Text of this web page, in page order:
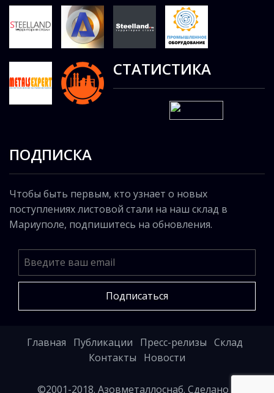
СТАТИСТИКА
ПОДПИСКА
Чтобы быть первым, кто узнает о новых
поступлениях листовой стали на наш склад в
Мариуполе, подпишитесь на обновления.
Подписаться
Главная Публикации Пресс-релизы Склад
Контакты
Новости
©2001-2018. Азовметаллоснаб. Сделано в